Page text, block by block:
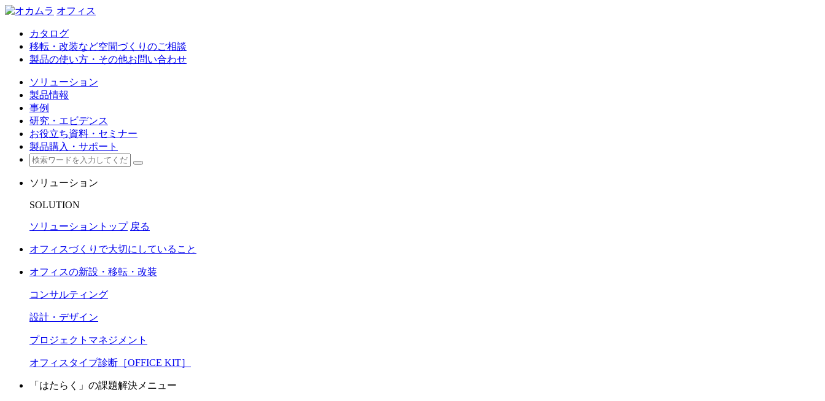
オフィス
カタログ
移転・改装など空間づくりのご相談
製品の使い方・その他お問い合わせ
ソリューション
製品情報
事例
研究・エビデンス
お役立ち資料・セミナー
製品購入・サポート
ソリューション
SOLUTION
ソリューショントップ 戻る
オフィスづくりで大切にしていること
オフィスの新設・移転・改装
コンサルティング
設計・デザイン
プロジェクトマネジメント
オフィスタイプ診断［OFFICE KIT］
「はたらく」の課題解決メニュー